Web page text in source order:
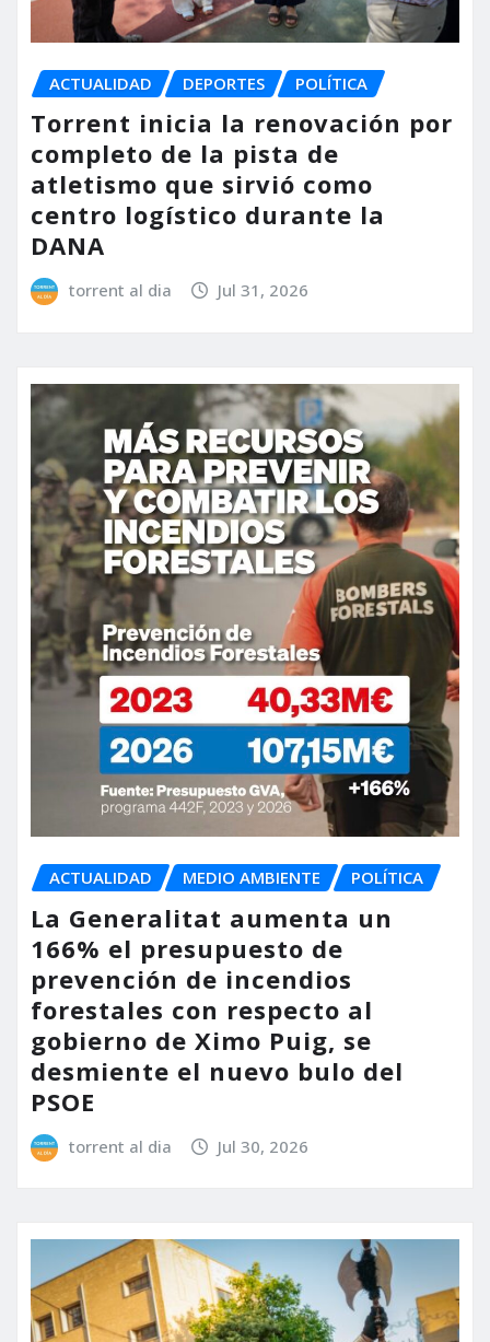
ACTUALIDAD DEPORTES POLÍTICA
Torrent inicia la renovación por
completo de la pista de
atletismo que sirvió como
centro logístico durante la
DANA
torrent al dia Jul 31, 2026
ACTUALIDAD MEDIO AMBIENTE POLÍTICA
La Generalitat aumenta un
166% el presupuesto de
prevención de incendios
forestales con respecto al
gobierno de Ximo Puig, se
desmiente el nuevo bulo del
PSOE
torrent al dia Jul 30, 2026